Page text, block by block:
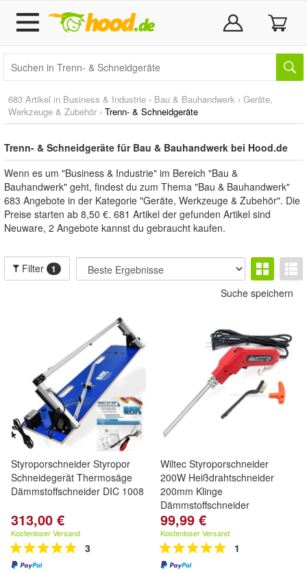
683 Artikel in Business & Industrie › Bau & Bauhandwerk › Geräte,
Werkzeuge & Zubehör › Trenn- & Schneidgeräte
Trenn- & Schneidgeräte für Bau & Bauhandwerk bei Hood.de
Wenn es um "Business & Industrie" im Bereich "Bau &
Bauhandwerk" geht, findest du zum Thema "Bau & Bauhandwerk"
683 Angebote in der Kategorie "Geräte, Werkzeuge & Zubehör". Die
Preise starten ab 8,50 €. 681 Artikel der gefunden Artikel sind
Neuware, 2 Angebote kannst du gebraucht kaufen.
Filter 1
Suche speichern
Styroporschneider Styropor
Schneidegerät Thermosäge
Dämmstoffschneider DIC 1008
313,00 €
Kostenloser Versand
3
Wiltec Styroporschneider
200W Heißdrahtschneider
200mm Klinge
Dämmstoffschneider
99,99 €
Kostenloser Versand
1